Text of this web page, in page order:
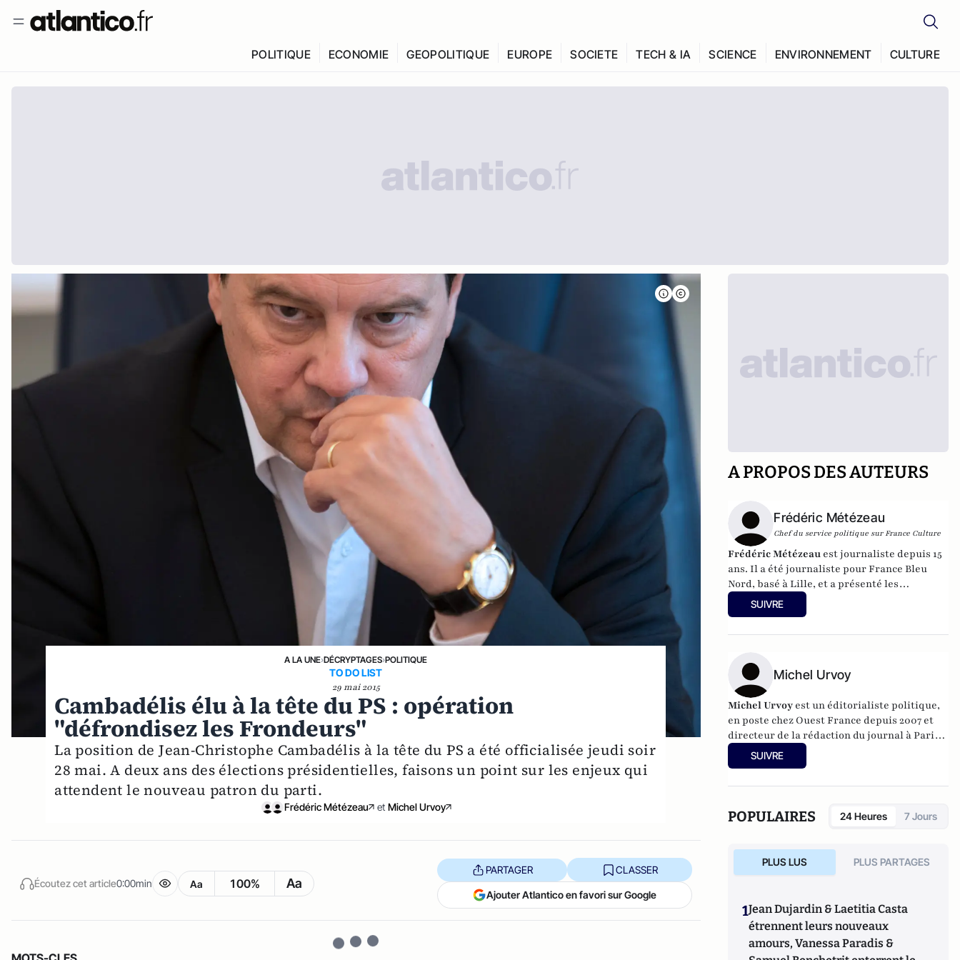
POLITIQUE ECONOMIE GEOPOLITIQUE EUROPE SOCIETE TECH & IA SCIENCE ENVIRONNEMENT CULTURE
A LA UNE›DÉCRYPTAGES›POLITIQUE
TO DO LIST
29 mai 2015
Cambadélis élu à la tête du PS : opération
"défrondisez les Frondeurs"
La position de Jean-Christophe Cambadélis à la tête du PS a été officialisée jeudi soir
28 mai. A deux ans des élections présidentielles, faisons un point sur les enjeux qui
attendent le nouveau patron du parti.
Frédéric Métézeau et Michel Urvoy
Écoutez cet article0:00min Aa 100% Aa
PARTAGER CLASSER
Ajouter Atlantico en favori sur Google
A PROPOS DES AUTEURS
Frédéric Métézeau
Chef du service politique sur France Culture
Frédéric Métézeau est journaliste depuis 15
ans. Il a été journaliste pour France Bleu
Nord, basé à Lille, et a présenté les
informations sur France Inter avant devenir
chef du service politique sur France Culture.
SUIVRE
Michel Urvoy
Michel Urvoy est un éditorialiste politique,
en poste chez Ouest France depuis 2007 et
directeur de la rédaction du journal à Paris
depuis 2009.
SUIVRE
POPULAIRES 24 Heures 7 Jours
PLUS LUS PLUS PARTAGES
1Jean Dujardin & Laetitia Casta
étrennent leurs nouveaux
amours, Vanessa Paradis &